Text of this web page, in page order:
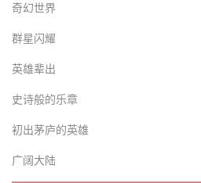
奇幻世界
群星闪耀
英雄辈出
史诗般的乐章
初出茅庐的英雄
广阔大陆